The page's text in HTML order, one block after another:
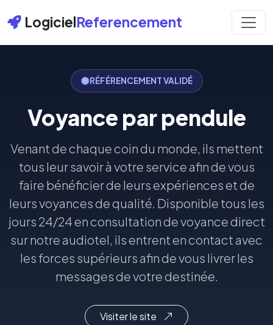
LogicielReferencement
RÉFÉRENCEMENT VALIDÉ
Voyance par pendule
Venant de chaque coin du monde, ils mettent
tous leur savoir à votre service afin de vous
faire bénéficier de leurs expériences et de
leurs voyances de qualité. Disponible tous les
jours 24/24 en consultation de voyance direct
sur notre audiotel, ils entrent en contact avec
les forces supérieurs afin de vous livrer les
messages de votre destinée.
Visiter le site